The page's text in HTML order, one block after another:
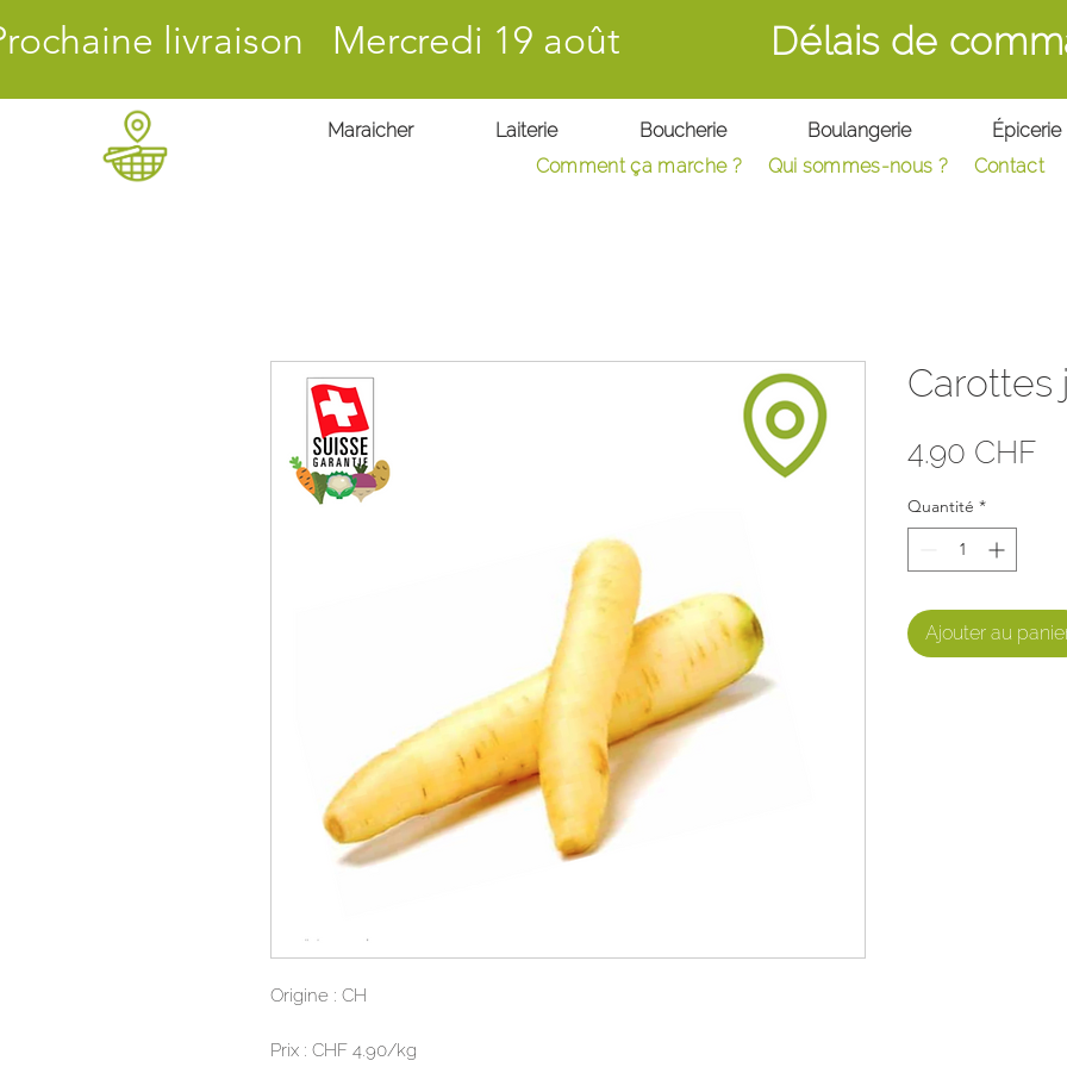
livraison Mercredi 19 août Délais de
Maraicher Laiterie Boucherie Boulangerie
Épicerie
Comment ça marche ?
Qui sommes-nous ? Contact
Origine : CH
Prix : CHF 4.90/kg
Carottes
4.90 CHF
Quantité *
Ajouter au